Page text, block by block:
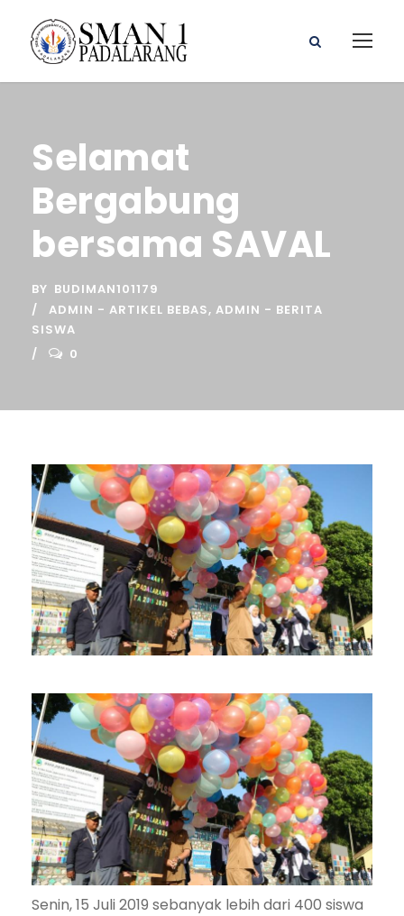
Selamat
Bergabung
bersama SAVAL
BY BUDIMAN101179
ADMIN - ARTIKEL BEBAS, ADMIN - BERITA
SISWA
0
Senin, 15 Juli 2019 sebanyak lebih dari 400 siswa